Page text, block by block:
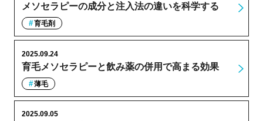
メソセラピーの成分と注入法の違いを科学する
育毛剤
育毛メソセラピーと飲み薬の併用で高まる効果
2025.09.24
薄毛
2025.09.05